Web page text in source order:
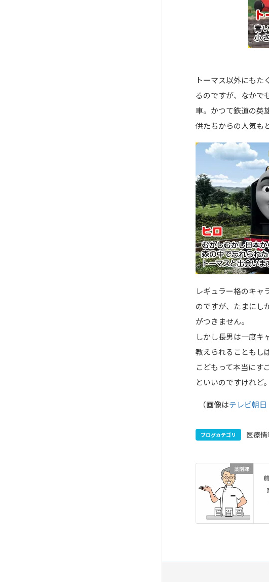
トーマス以外にもた
るのですが、なかで
車。かつて鉄道の英
供たちからの人気も
レギュラー格のキャ
のですが、たまにし
がつきません。
しかし長男は一度キ
教えられることもし
こどもって本当にす
といいのですけれど。
（画像はテレビ朝
ブログカテゴリ 医療
薬剤課